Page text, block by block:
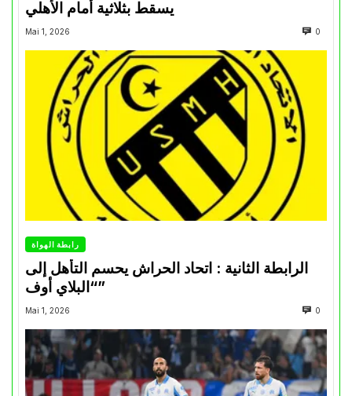
Mai 1, 2026 0
رابطة الهواة
الرابطة الثانية : اتحاد الحراش يحسم التأهل إلى
“البلاي أوف”
Mai 1, 2026 0